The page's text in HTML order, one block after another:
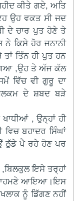
ਕੀਤੇ ਗਏ, ਅਤਿ
ਉਹ ਵਕਤ ਸੀ ਜਦ
ਦੇ ਚਾਰ ਪੁਤ ਹੋਣੇ ਤੇ
ਨੇ ਕਿਸੇ ਹੋਰ ਜਨਾਨੀ
ਤਿੰਨ ਹੀ ਪੁਤ ਹਨ
ਗਿਆ ,ਉਹ ਤੇ ਅੱਜ ਕੱਲ
ਵਿੱਚ ਵੀ ਗੁਰੂ ਦਾ
ਦੇ ਸ਼ਬਦ ਬੜੇ
, ਉਨ੍ਹਾਂ ਹੀ
ਬਹਾਦਰ ਸਿੰਘਾਂ
ਠੁੱਡੇ ਪੈ ਰਹੇ ਹੋਣ ਪਰ
,ਬਿਲਕੁਲ ਇਸੇ ਤਰ੍ਹਾਂ
ਆਇਆ।ਇਸ
ਨੂੰ ਡਿੱਗਣ ਨਹੀਂ